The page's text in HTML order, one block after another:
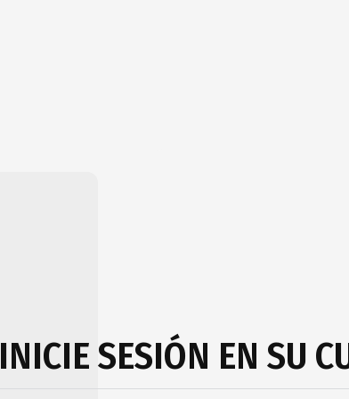
INICIE SESIÓN EN SU